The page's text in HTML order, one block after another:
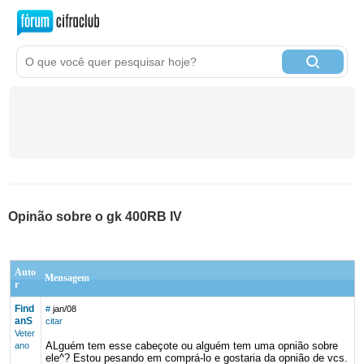
Opinão sobre o gk 400RB IV
Auto
r
Mensagem
Find
anS
Veter
ano
# jan/08
citar
ALguém tem esse cabeçote ou alguém tem uma opnião sobre
ele^? Estou pesando em comprá-lo e gostaria da opnião de vcs.